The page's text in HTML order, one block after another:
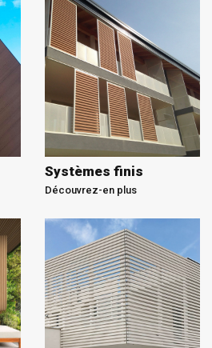
Systèmes finis
Découvrez-en plus